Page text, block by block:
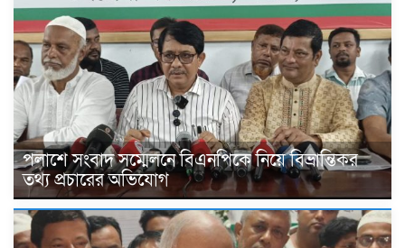
পলাশে সংবাদ সম্মেলনে বিএনপিকে নিয়ে বিভ্রান্তিকর
তথ্য প্রচারের অভিযোগ